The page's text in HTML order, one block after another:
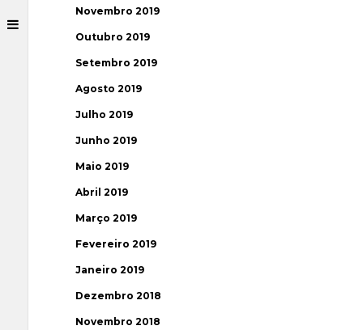
Novembro 2019
Outubro 2019
Setembro 2019
Agosto 2019
Julho 2019
Junho 2019
Maio 2019
Abril 2019
Março 2019
Fevereiro 2019
Janeiro 2019
Dezembro 2018
Novembro 2018